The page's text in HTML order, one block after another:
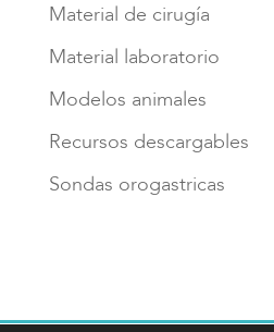
Material de cirugía
Material laboratorio
Modelos animales
Recursos descargables
Sondas orogastricas